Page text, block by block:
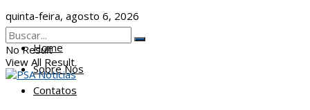
quinta-feira, agosto 6, 2026
Home
Sobre Nós
Contatos
No Result
View All Result